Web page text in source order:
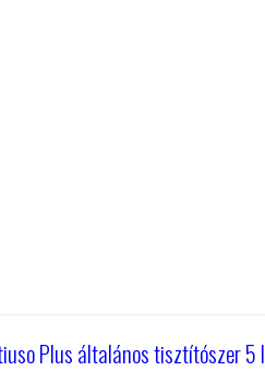
Plus általános tisztítószer 5 l